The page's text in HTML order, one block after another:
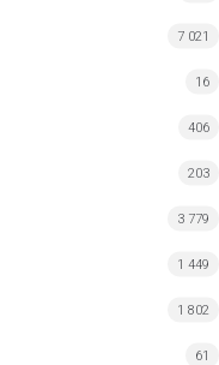
7 021
16
406
203
3 779
1 449
1 802
61